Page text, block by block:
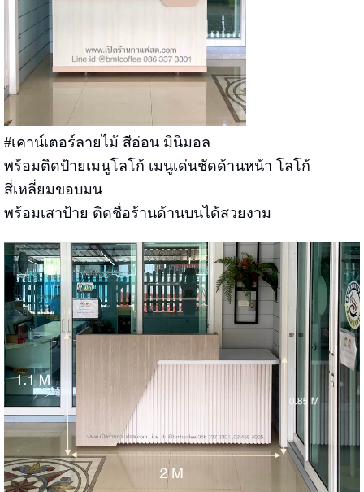
#เคาน์เตอร์ลายไม้ สีอ่อน มินิมอล
พร้อมติดป้ายเมนูโลโก้ เมนูเด่นชัดด้านหน้า โลโก้
สี่เหลี่ยมขอบมน
พร้อมเสาป้าย ติดชื่อร้านด้านบนได้สวยงาม